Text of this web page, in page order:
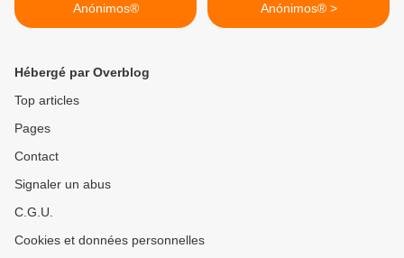
Anónimos®
Anónimos® >
Hébergé par Overblog
Top articles
Pages
Contact
Signaler un abus
C.G.U.
Cookies et données personnelles